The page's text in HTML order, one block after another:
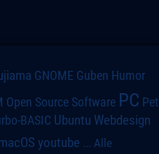
GNOME Guben Humor
Open Source Software PC Pet
BASIC Ubuntu Webdesign
youtube ... Alle